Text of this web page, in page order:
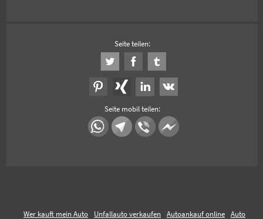
Seite teilen:
Seite mobil teilen:
Wer kauft mein Auto Unfallauto verkaufen Autoankauf online
Auto